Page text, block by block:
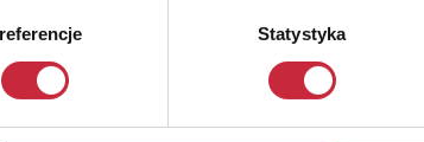
Statystyka